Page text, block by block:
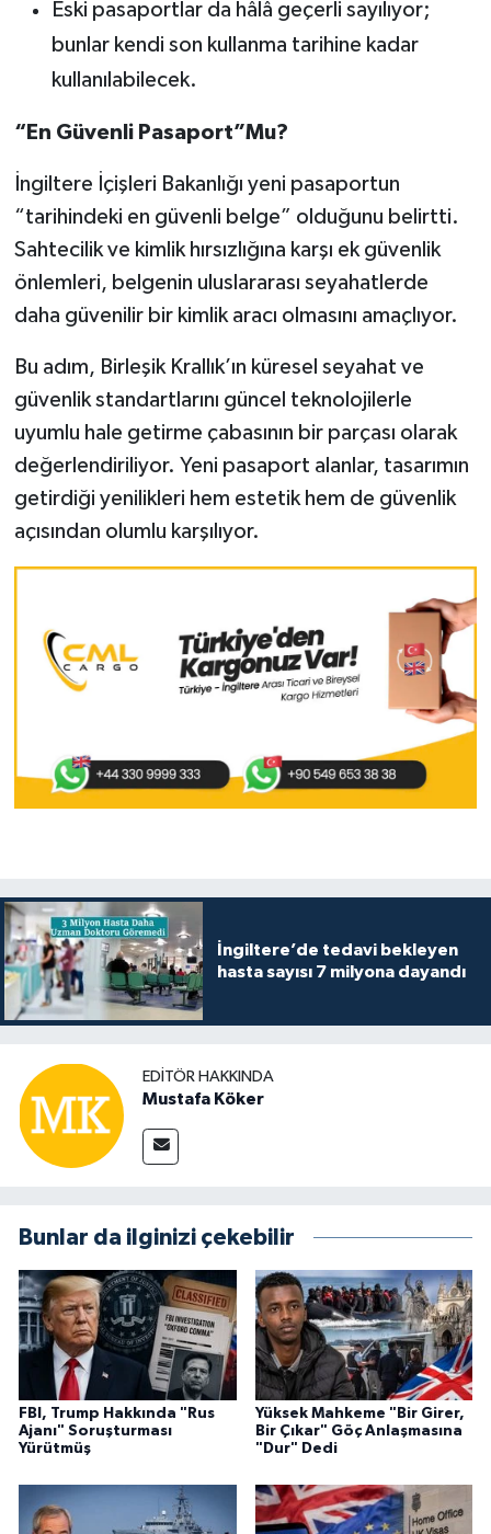
Eski pasaportlar da hâlâ geçerli sayılıyor;
bunlar kendi son kullanma tarihine kadar
kullanılabilecek.
“En Güvenli Pasaport”Mu?
İngiltere İçişleri Bakanlığı yeni pasaportun
“tarihindeki en güvenli belge” olduğunu belirtti.
Sahtecilik ve kimlik hırsızlığına karşı ek güvenlik
önlemleri, belgenin uluslararası seyahatlerde
daha güvenilir bir kimlik aracı olmasını amaçlıyor.
Bu adım, Birleşik Krallık’ın küresel seyahat ve
güvenlik standartlarını güncel teknolojilerle
uyumlu hale getirme çabasının bir parçası olarak
değerlendiriliyor. Yeni pasaport alanlar, tasarımın
getirdiği yenilikleri hem estetik hem de güvenlik
açısından olumlu karşılıyor.
İngiltere’de tedavi bekleyen
hasta sayısı 7 milyona dayandı
EDITÖR HAKKINDA
Mustafa Köker
Bunlar da ilginizi çekebilir
FBI, Trump Hakkında "Rus
Ajanı" Soruşturması
Yürütmüş
Yüksek Mahkeme "Bir Girer,
Bir Çıkar" Göç Anlaşmasına
"Dur" Dedi